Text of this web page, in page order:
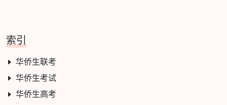
索引
华侨生联考
华侨生考试
华侨生高考